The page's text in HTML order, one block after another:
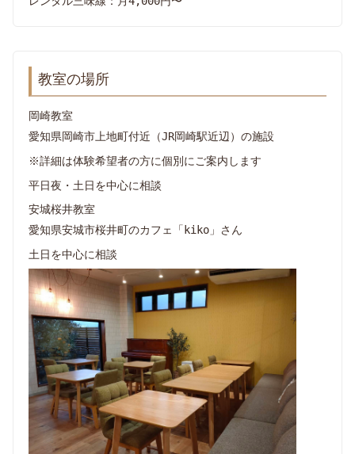
教室の場所
岡崎教室
愛知県岡崎市上地町付近（JR岡崎駅近辺）の施設
※詳細は体験希望者の方に個別にご案内します
平日夜・土日を中心に相談
安城桜井教室
愛知県安城市桜井町のカフェ「kiko」さん
土日を中心に相談